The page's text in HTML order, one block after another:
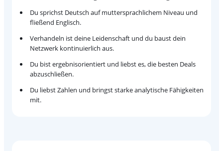
Du sprichst Deutsch auf muttersprachlichem Niveau und
fließend Englisch.
Verhandeln ist deine Leidenschaft und du baust dein
Netzwerk kontinuierlich aus.
Du bist ergebnisorientiert und liebst es, die besten Deals
abzuschließen.
Du liebst Zahlen und bringst starke analytische Fähigkeiten
mit.